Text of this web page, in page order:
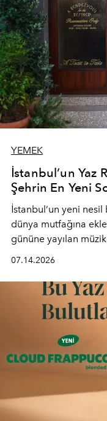
geceye taşıyarak
YEMEK
İstanbul’un Yaz
Şehrin En Yeni
İstanbul’un yeni nesil
dünya mutfağına
gününe yayılan
lüks" anlayışıyla
müziği ve açık
altında sunuyor.
07.14.2026